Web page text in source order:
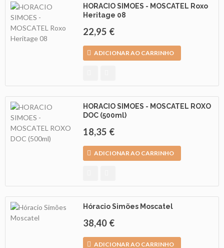
HORACIO SIMOES - MOSCATEL Roxo
Heritage 08
22,95 €
ADICIONAR AO CARRINHO
HORACIO SIMOES - MOSCATEL ROXO
DOC (500ml)
18,35 €
ADICIONAR AO CARRINHO
Hóracio Simões Moscatel
38,40 €
ADICIONAR AO CARRINHO